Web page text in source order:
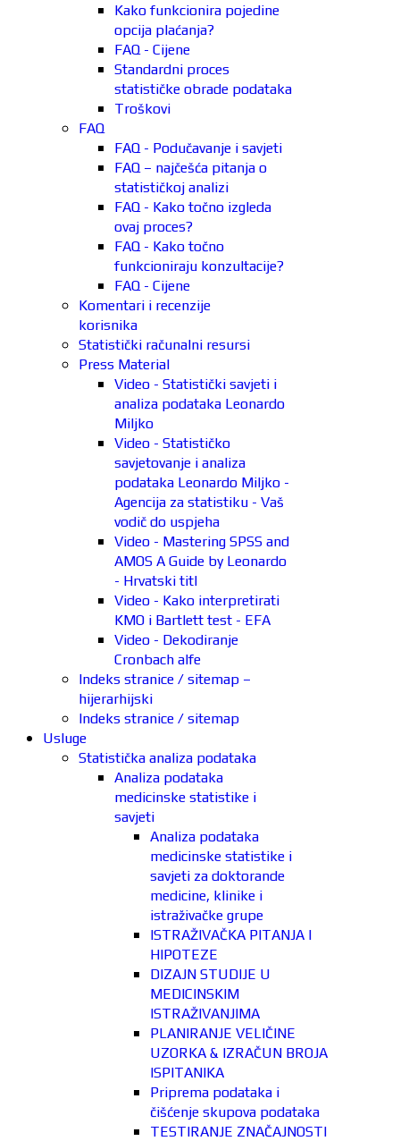
Kako funkcionira pojedine
opcija plaćanja?
FAQ - Cijene
Standardni proces
statističke obrade podataka
Troškovi
FAQ
FAQ - Podučavanje i savjeti
FAQ – najčešća pitanja o
statističkoj analizi
FAQ - Kako točno izgleda
ovaj proces?
FAQ - Kako točno
funkcioniraju konzultacije?
FAQ - Cijene
Komentari i recenzije
korisnika
Statistički računalni resursi
Press Material
Video - Statistički savjeti i
analiza podataka Leonardo
Miljko
Video - Statističko
savjetovanje i analiza
podataka Leonardo Miljko -
Agencija za statistiku - Vaš
vodič do uspjeha
Video - Mastering SPSS and
AMOS A Guide by Leonardo
- Hrvatski titl
Video - Kako interpretirati
KMO i Bartlett test - EFA
Video - Dekodiranje
Cronbach alfe
Indeks stranice / sitemap –
hijerarhijski
Indeks stranice / sitemap
Usluge
Statistička analiza podataka
Analiza podataka
medicinske statistike i
savjeti
Analiza podataka
medicinske statistike i
savjeti za doktorande
medicine, klinike i
istraživačke grupe
ISTRAŽIVAČKA PITANJA I
HIPOTEZE
DIZAJN STUDIJE U
MEDICINSKIM
ISTRAŽIVANJIMA
PLANIRANJE VELIČINE
UZORKA & IZRAČUN BROJA
ISPITANIKA
Priprema podataka i
čišćenje skupova podataka
TESTIRANJE ZNAČAJNOSTI